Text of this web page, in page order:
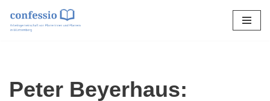
Zum
Peter Beyerhaus: